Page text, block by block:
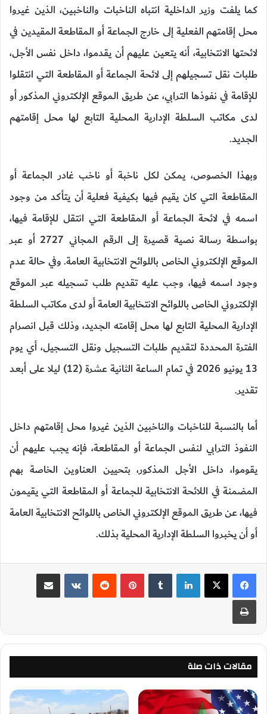
كما يلفت وزير الداخلية انتباه الناخبات والناخبين، الذين غيروا
محل إقامتهم الفعلية إلى خارج الجماعة أو المقاطعة المقيدين في
لائحتها الانتخابية، أنه يتعين عليهم أن يقدموا، داخل نفس الأجل،
طلبات نقل تسجيلهم إلى لائحة الجماعة أو المقاطعة التي انتقلوا
للإقامة في نفوذها الترابي، عن طريق الموقع الإلكتروني المذكور أو
لدى مكاتب السلطة الإدارية المحلية التابع لها محل إقامتهم
الجديد.
وبهذا الخصوص، يمكن لكل ناخبة أو ناخب غادر الجماعة أو
المقاطعة التي كان يقيم فيها بكيفية فعلية أن يتأكد من وجود
اسمه في لائحة الجماعة أو المقاطعة التي انتقل للإقامة فيها،
بواسطة رسالة نصية قصيرة إلى الرقم المجاني 2727 أو عبر
الموقع الإلكتروني الخاص باللوائح الانتخابية العامة. وفي حالة عدم
وجود اسمه فيها، وجب عليه تقديم طلب تسجيله عبر الموقع
الإلكتروني الخاص باللوائح الانتخابية العامة أو لدى مكاتب السلطة
الإدارية المحلية التابع لها محل إقامته الجديد، وذلك قبل انصرام
الفترة المحددة لتقديم طلبات التسجيل ونقل التسجيل، أي يوم
13 يونيو 2026 في تمام الساعة الثانية عشرة (12) ليلا على أبعد
تقدير.
أما بالنسبة للناخبات والناخبين الذين غيروا محل إقامتهم داخل
النفوذ الترابي لنفس الجماعة أو المقاطعة، فإنه يجب عليهم أن
يقوموا، داخل الأجل المذكور، بتحيين العناوين الخاصة بهم
المضمنة في اللائحة الانتخابية للجماعة أو المقاطعة التي يقيمون
فيها، عن طريق الموقع الإلكتروني الخاص باللوائح الانتخابية العامة
أو أن يخبروا السلطة الإدارية المحلية بذلك.
لينكدإن بينتيريست
مقالات ذات صلة